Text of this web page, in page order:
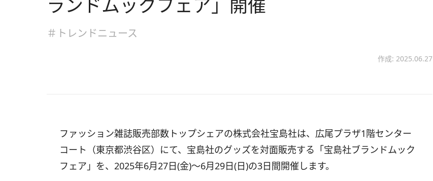
ランドムックフェア」開催
＃トレンドニュース
作成: 2025.06.27
ファッション雑誌販売部数トップシェアの株式会社宝島社は、広尾プラザ1階センター
コート（東京都渋谷区）にて、宝島社のグッズを対面販売する「宝島社ブランドムック
フェア」を、2025年6月27日(金)～6月29日(日)の3日間開催します。